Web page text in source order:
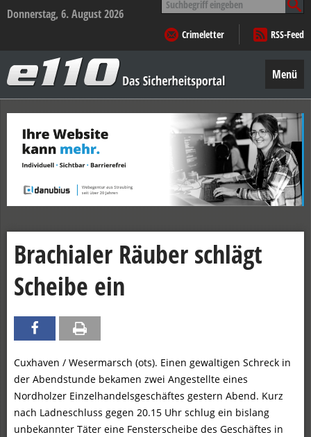
Donnerstag, 6. August 2026
nach:
Crimeletter
RSS-Feed
–
Das
Sicherheitsportal
Menü
Zum
Inhalt
springen
Brachialer Räuber schlägt
Scheibe ein
Cuxhaven / Wesermarsch (ots). Einen gewaltigen Schreck in
der Abendstunde bekamen zwei Angestellte eines
Nordholzer Einzelhandelsgeschäftes gestern Abend. Kurz
nach Ladneschluss gegen 20.15 Uhr schlug ein bislang
unbekannter Täter eine Fensterscheibe des Geschäftes in